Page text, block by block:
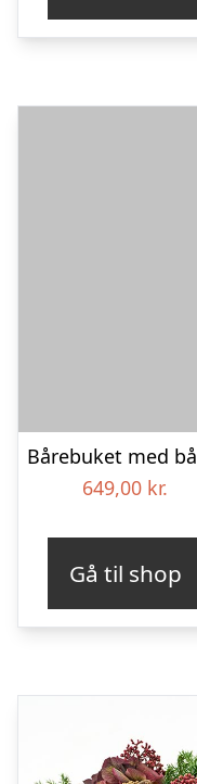
649,00 kr.
Gå til shop